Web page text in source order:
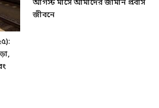
আগস্ট মাসে আমাদের জার্মান প্রবাস
জীবনে